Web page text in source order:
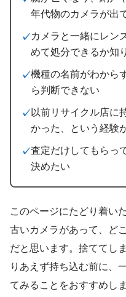
年代物のカメラが出
カメラと一緒にレン
めて処分できるか知
機種の名前がわから
ら判断できない
以前リサイクル店に
かった、という経験
査定だけしてもらっ
決めたい
このページにたどり着い
古いカメラがあって、ど
だと思います。捨ててし
りあえず持ち込む前に、
てみることをおすすめし